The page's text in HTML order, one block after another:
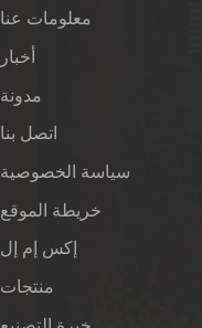
معلومات عنا
أخبار
مدونة
اتصل بنا
سياسة الخصوصية
خريطة الموقع
إكس إم إل
منتجات